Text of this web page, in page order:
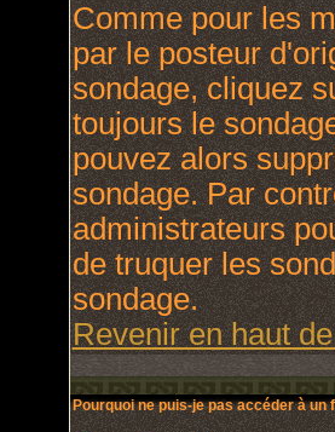
Comme pour les
par le posteur
sondage, cliquez
toujours le
pouvez alors
sondage. Par
administrateurs
de truquer les
sondage.
Revenir en haut
Pourquoi ne puis-je pas accéder à un